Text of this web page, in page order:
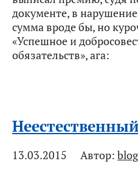
документе, в
сумма вроде бы, но
«Успешное и
обязательств», ага:
13.03.2015 Автор: